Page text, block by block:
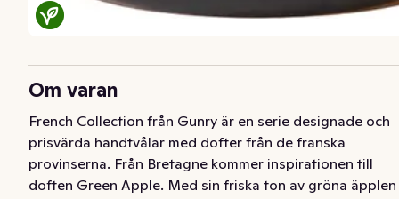
Om varan
French Collection från Gunry är en serie designade och
prisvärda handtvålar med dofter från de franska
provinserna. Från Bretagne kommer inspirationen till
doften Green Apple. Med sin friska ton av gröna äpplen